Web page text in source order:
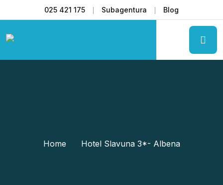
025 421 175 Subagentura Blog
Home Hotel Slavuna 3*- Albena